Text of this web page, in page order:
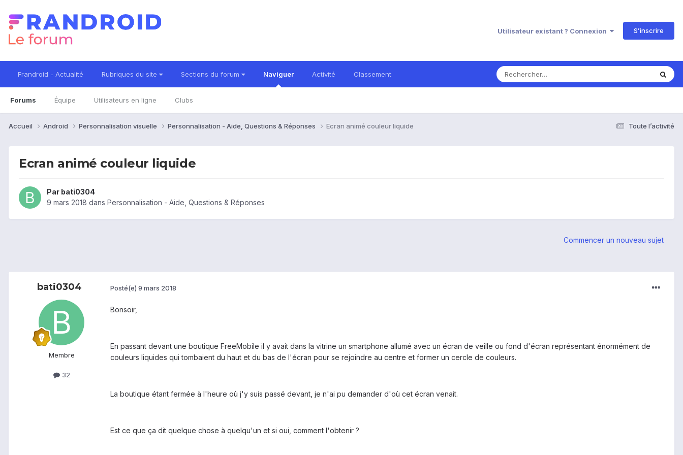
Utilisateur existant ? Connexion S’inscrire
Frandroid - Actualité Rubriques du site Sections du forum Naviguer
Forums Équipe Utilisateurs en ligne Clubs
Activité Classement
Toute l’activité
Accueil Android Personnalisation visuelle Personnalisation - Aide, Questions & Réponses Ecran animé couleur liquide
Ecran animé couleur liquide
Par bati0304
9 mars 2018 dans Personnalisation - Aide, Questions & Réponses
Commencer un nouveau sujet
bati0304
Membre
32
Posté(e) 9 mars 2018
Bonsoir,
En passant devant une boutique FreeMobile il y avait dans la vitrine un smartphone allumé avec un écran de veille ou fond d'écran représentant énormément de
couleurs liquides qui tombaient du haut et du bas de l'écran pour se rejoindre au centre et former un cercle de couleurs.
La boutique étant fermée à l'heure où j'y suis passé devant, je n'ai pu demander d'où cet écran venait.
Est ce que ça dit quelque chose à quelqu'un et si oui, comment l'obtenir ?